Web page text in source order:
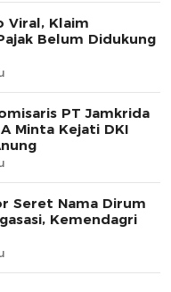
Viral, Klaim
Belum Didukung
PT Jamkrida
Minta Kejati DKI
Seret Nama Dirum
Kemendagri